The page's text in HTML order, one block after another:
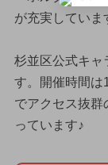
が充実していま
杉並区公式キャ
す。開催時間は
でアクセス抜群
っています♪